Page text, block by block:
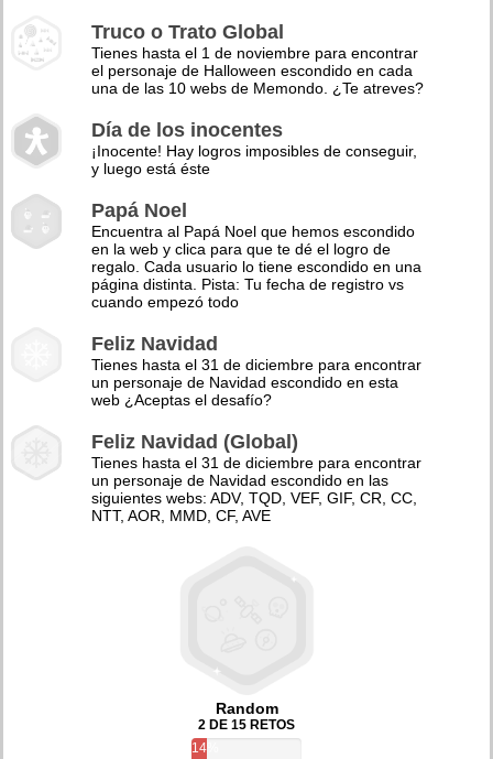
Truco o Trato Global
Tienes hasta el 1 de noviembre para encontrar
el personaje de Halloween escondido en cada
una de las 10 webs de Memondo. ¿Te atreves?
Día de los inocentes
¡Inocente! Hay logros imposibles de conseguir,
y luego está éste
Papá Noel
Encuentra al Papá Noel que hemos escondido
en la web y clica para que te dé el logro de
regalo. Cada usuario lo tiene escondido en una
página distinta. Pista: Tu fecha de registro vs
cuando empezó todo
Feliz Navidad
Tienes hasta el 31 de diciembre para encontrar
un personaje de Navidad escondido en esta
web ¿Aceptas el desafío?
Feliz Navidad (Global)
Tienes hasta el 31 de diciembre para encontrar
un personaje de Navidad escondido en las
siguientes webs: ADV, TQD, VEF, GIF, CR, CC,
NTT, AOR, MMD, CF, AVE
Random
2 DE 15 RETOS
14%